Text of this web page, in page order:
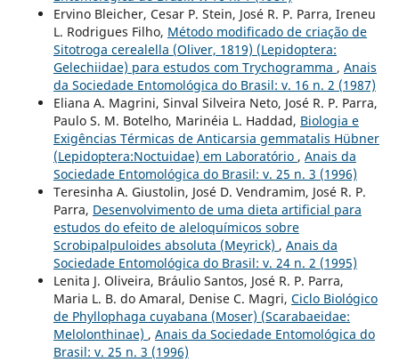
Ervino Bleicher, Cesar P. Stein, José R. P. Parra, Ireneu
L. Rodrigues Filho, Método modificado de criação de
Sitotroga cerealella (Oliver, 1819) (Lepidoptera:
Gelechiidae) para estudos com Trychogramma , Anais
da Sociedade Entomológica do Brasil: v. 16 n. 2 (1987)
Eliana A. Magrini, Sinval Silveira Neto, José R. P. Parra,
Paulo S. M. Botelho, Marinéia L. Haddad, Biologia e
Exigências Térmicas de Anticarsia gemmatalis Hübner
(Lepidoptera:Noctuidae) em Laboratório , Anais da
Sociedade Entomológica do Brasil: v. 25 n. 3 (1996)
Teresinha A. Giustolin, José D. Vendramim, José R. P.
Parra, Desenvolvimento de uma dieta artificial para
estudos do efeito de aleloquímicos sobre
Scrobipalpuloides absoluta (Meyrick) , Anais da
Sociedade Entomológica do Brasil: v. 24 n. 2 (1995)
Lenita J. Oliveira, Bráulio Santos, José R. P. Parra,
Maria L. B. do Amaral, Denise C. Magri, Ciclo Biológico
de Phyllophaga cuyabana (Moser) (Scarabaeidae:
Melolonthinae) , Anais da Sociedade Entomológica do
Brasil: v. 25 n. 3 (1996)